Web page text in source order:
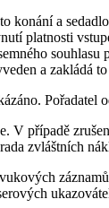
konání a
platnosti
a zakládá
Pořadatel
V případě
zvláštních